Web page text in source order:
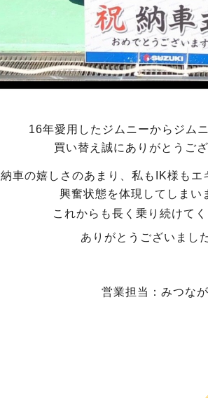
16年愛用したジムニーからジム
買い替え 誠にありがとうござ
納車の嬉しさのあまり、私もIK様もエ
興奮状態を体現してしまい
これからも長く乗り続けて
ありがとうございまし
営業担当：みつなが